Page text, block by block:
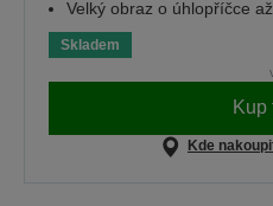
Velký obraz o úhlopříčce
Skladem
Kup
Kde